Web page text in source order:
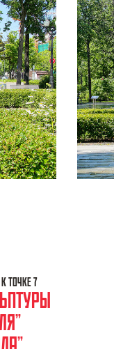
ТОЧКЕ 7